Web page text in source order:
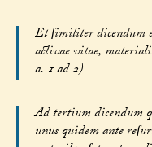
Et ſimiliter dicendum
activae vitae,
a. 1 ad 2)
Ad tertium dicendum
unus quidem ante